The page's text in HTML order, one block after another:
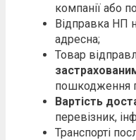
компанії або
Відправка НП
адресна;
Товар
пошкодження
Вартість
перевізник,
Транспорті